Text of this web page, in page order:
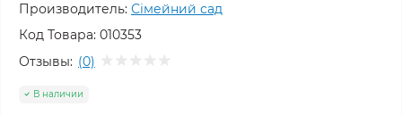
Производитель: Сімейний сад
Код Товара: 010353
Отзывы: (0)
В наличии